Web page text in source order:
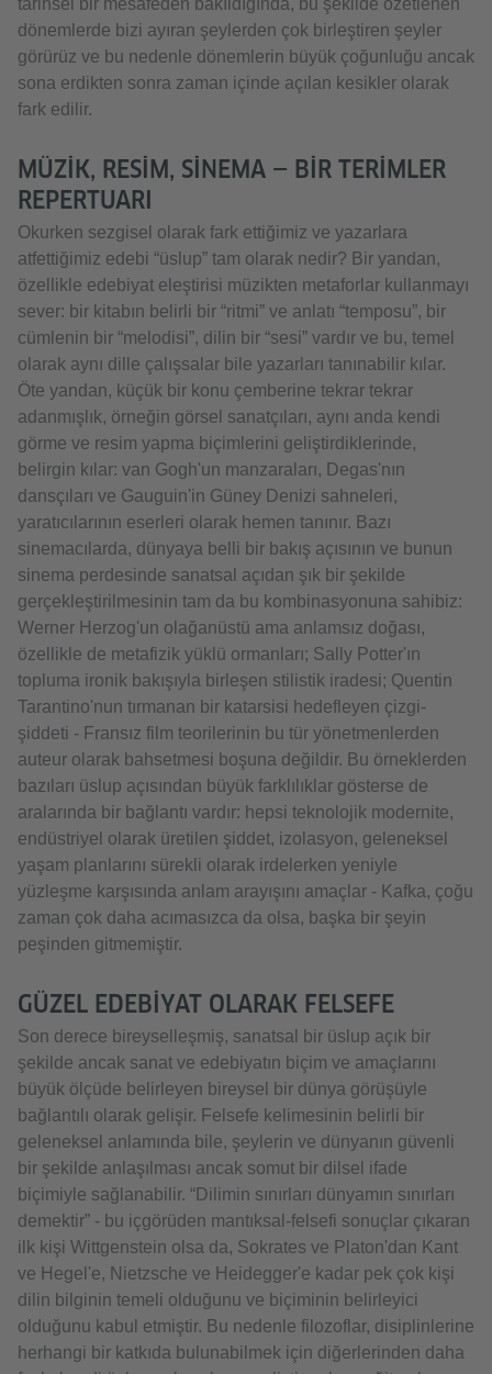
tarihsel bir mesafeden bakıldığında, bu şekilde özetlenen
dönemlerde bizi ayıran şeylerden çok birleştiren şeyler
görürüz ve bu nedenle dönemlerin büyük çoğunluğu ancak
sona erdikten sonra zaman içinde açılan kesikler olarak
fark edilir.
MÜZIK, RESIM, SINEMA — BIR TERIMLER
REPERTUARI
Okurken sezgisel olarak fark ettiğimiz ve yazarlara
atfettiğimiz edebi “üslup” tam olarak nedir? Bir yandan,
özellikle edebiyat eleştirisi müzikten metaforlar kullanmayı
sever: bir kitabın belirli bir “ritmi” ve anlatı “temposu”, bir
cümlenin bir “melodisi”, dilin bir “sesi” vardır ve bu, temel
olarak aynı dille çalışsalar bile yazarları tanınabilir kılar.
Öte yandan, küçük bir konu çemberine tekrar tekrar
adanmışlık, örneğin görsel sanatçıları, aynı anda kendi
görme ve resim yapma biçimlerini geliştirdiklerinde,
belirgin kılar: van Gogh'un manzaraları, Degas'nın
dansçıları ve Gauguin'in Güney Denizi sahneleri,
yaratıcılarının eserleri olarak hemen tanınır. Bazı
sinemacılarda, dünyaya belli bir bakış açısının ve bunun
sinema perdesinde sanatsal açıdan şık bir şekilde
gerçekleştirilmesinin tam da bu kombinasyonuna sahibiz:
Werner Herzog'un olağanüstü ama anlamsız doğası,
özellikle de metafizik yüklü ormanları; Sally Potter'ın
topluma ironik bakışıyla birleşen stilistik iradesi; Quentin
Tarantino'nun tırmanan bir katarsisi hedefleyen çizgi-
şiddeti - Fransız film teorilerinin bu tür yönetmenlerden
auteur olarak bahsetmesi boşuna değildir. Bu örneklerden
bazıları üslup açısından büyük farklılıklar gösterse de
aralarında bir bağlantı vardır: hepsi teknolojik modernite,
endüstriyel olarak üretilen şiddet, izolasyon, geleneksel
yaşam planlarını sürekli olarak irdelerken yeniyle
yüzleşme karşısında anlam arayışını amaçlar - Kafka, çoğu
zaman çok daha acımasızca da olsa, başka bir şeyin
peşinden gitmemiştir.
GÜZEL EDEBIYAT OLARAK FELSEFE
Son derece bireyselleşmiş, sanatsal bir üslup açık bir
şekilde ancak sanat ve edebiyatın biçim ve amaçlarını
büyük ölçüde belirleyen bireysel bir dünya görüşüyle
bağlantılı olarak gelişir. Felsefe kelimesinin belirli bir
geleneksel anlamında bile, şeylerin ve dünyanın güvenli
bir şekilde anlaşılması ancak somut bir dilsel ifade
biçimiyle sağlanabilir. “Dilimin sınırları dünyamın sınırları
demektir” - bu içgörüden mantıksal-felsefi sonuçlar çıkaran
ilk kişi Wittgenstein olsa da, Sokrates ve Platon'dan Kant
ve Hegel'e, Nietzsche ve Heidegger'e kadar pek çok kişi
dilin bilginin temeli olduğunu ve biçiminin belirleyici
olduğunu kabul etmiştir. Bu nedenle filozoflar, disiplinlerine
herhangi bir katkıda bulunabilmek için diğerlerinden daha